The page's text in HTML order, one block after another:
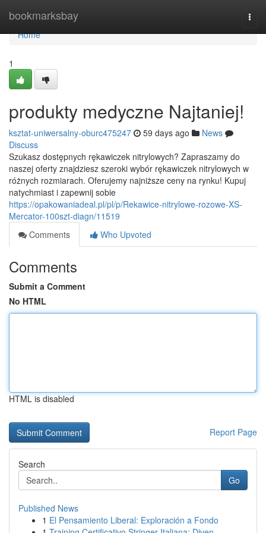
bookmarksbay
Home
Home
1
produkty medyczne Najtaniej!
ksztat-uniwersalny-oburc475247 59 days ago
News
Discuss
Szukasz dostępnych rękawiczek nitrylowych? Zapraszamy do
naszej oferty znajdziesz szeroki wybór rękawiczek nitrylowych w
różnych rozmiarach. Oferujemy najniższe ceny na rynku! Kupuj
natychmiast i zapewnij sobie
https://opakowaniadeal.pl/pl/p/Rekawice-nitrylowe-rozowe-XS-
Mercator-100szt-diagn/11519
Comments
Who Upvoted
Comments
Submit a Comment
No HTML
HTML is disabled
Report Page
Search
Go
Published News
1 El Pensamiento Liberal: Exploración a Fondo